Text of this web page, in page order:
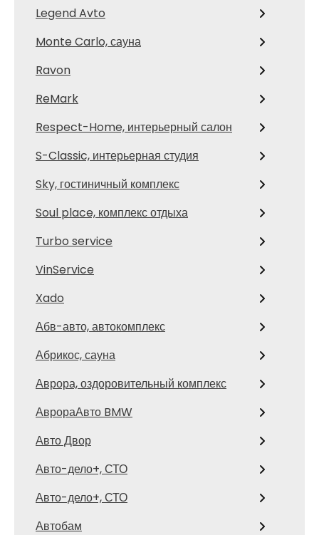
Legend Avto
Monte Carlo, сауна
Ravon
ReMark
Respect-Home, интерьерный салон
S-Classic, интерьерная студия
Sky, гостиничный комплекс
Soul place, комплекс отдыха
Turbo service
VinService
Xado
Абв-авто, автокомплекс
Абрикос, сауна
Аврора, оздоровительный комплекс
АврораАвто BMW
Авто Двор
Авто-дело+, СТО
Авто-дело+, СТО
Автобам